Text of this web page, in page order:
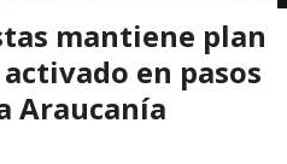
mantiene plan
en pasos
Araucanía